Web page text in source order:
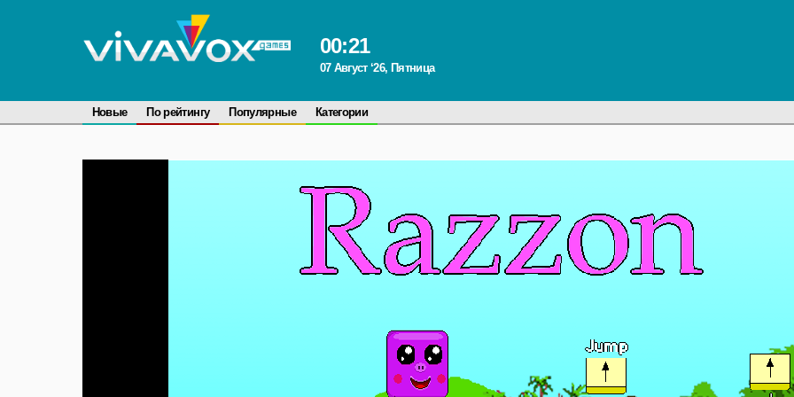
00:21
07 Август ‘26, Пятница
Новые По рейтингу Популярные Категории